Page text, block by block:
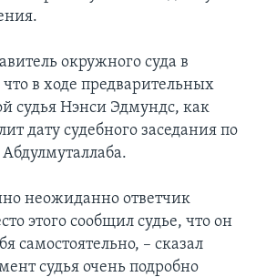
окружного суда в
в ходе предварительных
судья Нэнси Эдмундс, как
дату судебного заседания по
неожиданно ответчик
этого сообщил судье, что он
самостоятельно, – сказал
судья очень подробно